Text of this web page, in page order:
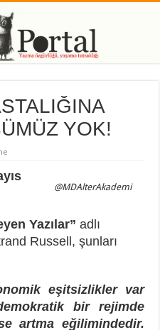
YOK!
@MDAlterAkademi
Yazılar” adlı
Russell, şunları
eşitsizlikler var
bir rejimde
artma eğilimindedir.